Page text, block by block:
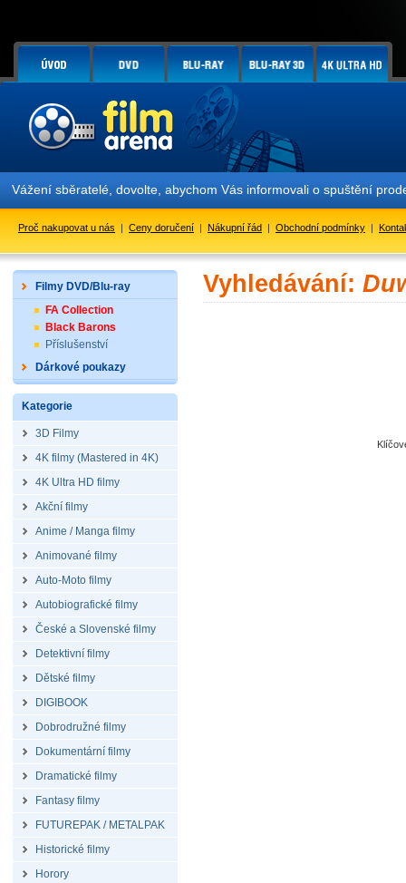
Vážení sběratelé, dovolte, abychom Vás informovali o spuštění
Proč nakupovat u nás | Ceny doručení | Nákupní řád | Obchodní podmínky |
Filmy DVD/Blu-ray
FA Collection
Black Barons
Příslušenství
Dárkové poukazy
Kategorie
3D Filmy
4K filmy (Mastered in 4K)
4K Ultra HD filmy
Akční filmy
Anime / Manga filmy
Animované filmy
Auto-Moto filmy
Autobiografické filmy
České a Slovenské filmy
Detektivní filmy
Dětské filmy
DIGIBOOK
Dobrodružné filmy
Dokumentární filmy
Dramatické filmy
Fantasy filmy
FUTUREPAK / METALPAK
Historické filmy
Horory
Vyhledávání: